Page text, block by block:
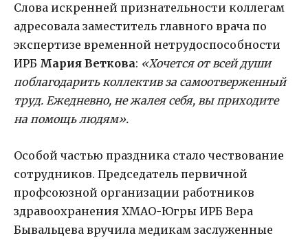
Слова искренней признательности коллегам
адресовала заместитель главного врача по
экспертизе временной нетрудоспособности
ИРБ Мария Веткова: «Хочется от всей души
поблагодарить коллектив за самоотверженный
труд. Ежедневно, не жалея себя, вы приходите
на помощь людям».
Особой частью праздника стало чествование
сотрудников. Председатель первичной
профсоюзной организации работников
здравоохранения ХМАО-Югры ИРБ Вера
Бывальцева вручила медикам заслуженные